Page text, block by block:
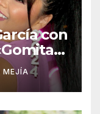
con
MEJÍA